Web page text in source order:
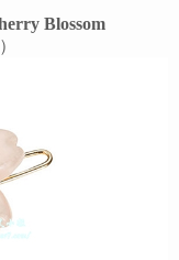
Blossom